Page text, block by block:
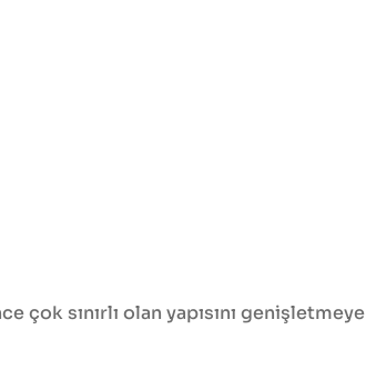
çok sınırlı olan yapısını genişletmeye